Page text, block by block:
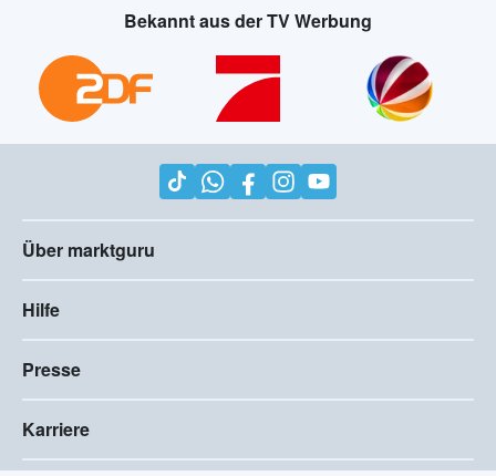
Bekannt aus der TV Werbung
Über marktguru
Hilfe
Presse
Karriere